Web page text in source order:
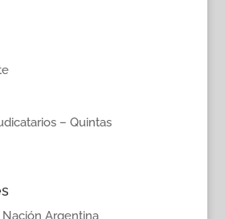
– Quintas
Argentina